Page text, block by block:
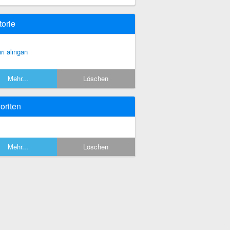
alıngan
Mehr... Löschen
Mehr... Löschen